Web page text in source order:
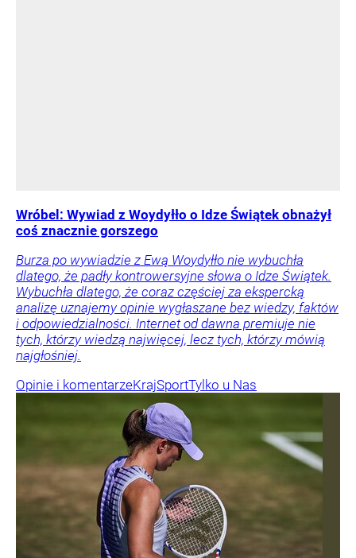
Wróbel: Wywiad z Woydyłło o Idze Świątek obnażył
coś znacznie gorszego
Burza po wywiadzie z Ewą Woydyłło nie wybuchła
dlatego, że padły kontrowersyjne słowa o Idze Świątek.
Wybuchła dlatego, że coraz częściej za ekspercką
analizę uznajemy opinie wygłaszane bez wiedzy, faktów
i odpowiedzialności. Internet od dawna premiuje nie
tych, którzy wiedzą najwięcej, lecz tych, którzy mówią
najgłośniej.
Opinie i komentarzeKrajSportTylko u Nas